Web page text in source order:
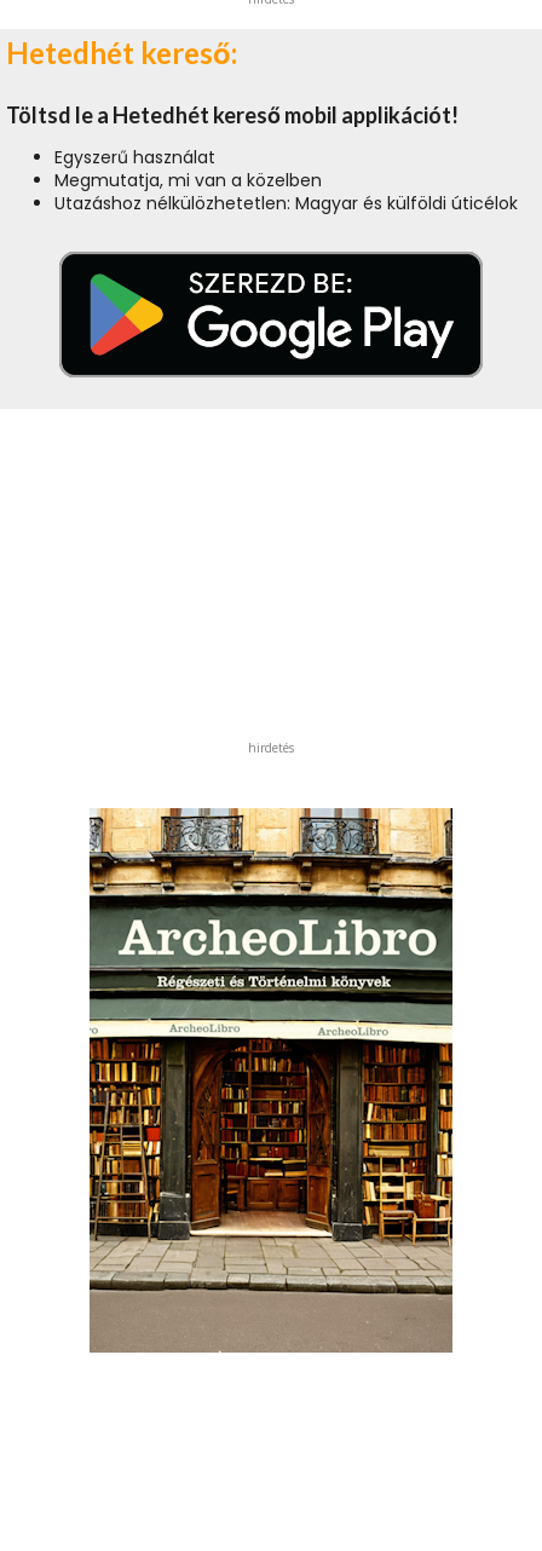
Hetedhét kereső:
Töltsd le a Hetedhét kereső mobil applikációt!
Egyszerű használat
Megmutatja, mi van a közelben
Utazáshoz nélkülözhetetlen: Magyar és külföldi úticélok
hirdetés